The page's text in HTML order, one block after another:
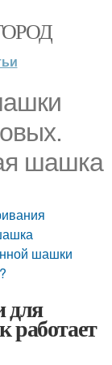
шашка
шашки
работает